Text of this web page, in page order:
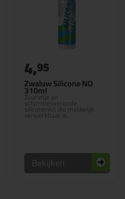
Zwaluw Silicone NO
310ml
Zuurvrije en
schimmelwerende
siliconenkit die makkelijk
verwerkbaar is.
4,95
Bekijken